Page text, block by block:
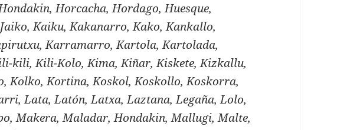
Horcacha, Hordago, Huesque,
Kaiku, Kakanarro, Kako, Kankallo,
Karramarro, Kartola, Kartolada,
kili, Kili-Kolo, Kima, Kiñar, Kiskete, Kizkallu,
Kolko, Kortina, Koskol, Koskollo, Koskorra,
Lata, Latón, Latxa, Laztana, Legaña, Lolo,
Makera, Maladar, Hondakin, Mallugi, Malte,